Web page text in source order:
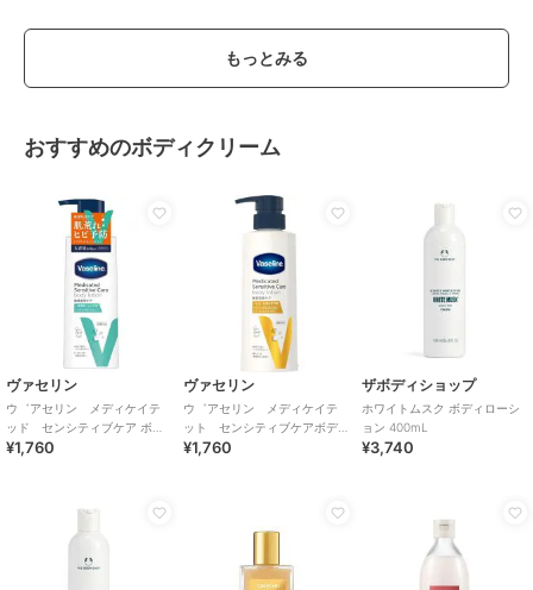
もっとみる
おすすめのボディクリーム
ヴァセリン
ウ゛アセリン メディケイテ
ッド センシティブケア ボデ
ィローションうるおいケア３
¥1,760
ヴァセリン
ウ゛アセリン メディケイテ
ット センシティブケアボデ
ィローション美肌ケア３５０
¥1,760
ザボディショップ
ホワイトムスク ボディローシ
ョン 400mL
¥3,740